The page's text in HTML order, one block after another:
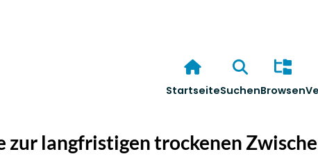
StartseiteSuchenBrowsen
langfristigen trockenen